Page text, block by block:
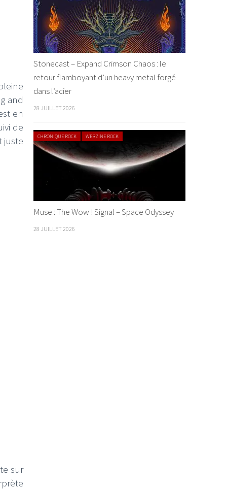
and
en
de
juste
sur
Stonecast – Expand Crimson Chaos : le
retour flamboyant d’un heavy metal forgé
dans l’acier
28 JUILLET 2026
CHRONIQUE ROCK WEBZINE ROCK
Muse : The Wow ! Signal – Space Odyssey
28 JUILLET 2026